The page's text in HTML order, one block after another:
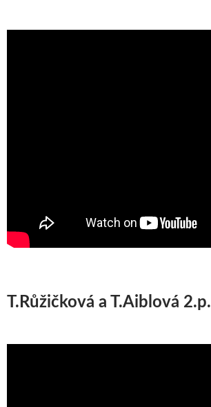
T.Růžičková a T.Aiblová 2.p.